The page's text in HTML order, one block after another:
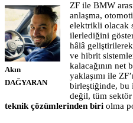
Akın
DAĞYARAN
ZF ile BMW
anlaşma,
elektrikli olacak
ilerlediğini
hâlâ geliştirilerek
ve hibrit
kalacağının net
yaklaşımı ile
birleştiğinde, bu
değil, tüm
teknik çözümlerinden biri olma